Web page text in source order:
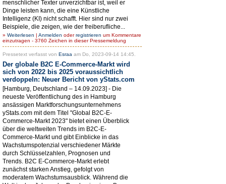
menschlicher Texter unverzichtbar ist, weil er
Dinge leisten kann, die eine Künstliche
Intelligenz (KI) nicht schafft. Hier sind nur zwei
Beispiele, die zeigen, wie der freiberufliche...
» Weiterlesen | Anmelden oderregistrieren um Kommentare
einzutragen - 3760 Zeichen in dieser Pressemeldung
Pressetext verfasst von Esraa am Do, 2023-09-14 14:45.
Der globale B2C E-Commerce-Markt wird
sich von 2022 bis 2025 voraussichtlich
verdoppeln: Neuer Bericht von yStats.com
[Hamburg, Deutschland – 14.09.2023] - Die
neueste Veröffentlichung des in Hamburg
ansässigen Marktforschungsunternehmens
yStats.com mit dem Titel "Global B2C-E-
Commerce-Markt 2023" bietet einen Überblick
über die weltweiten Trends im B2C-E-
Commerce-Markt und gibt Einblicke in das
Wachstumspotenzial verschiedener Märkte
durch Schlüsselzahlen, Prognosen und
Trends. B2C E-Commerce-Markt erlebt
zunächst starken Anstieg, gefolgt von
moderatem Wachstumsausblick. Während die